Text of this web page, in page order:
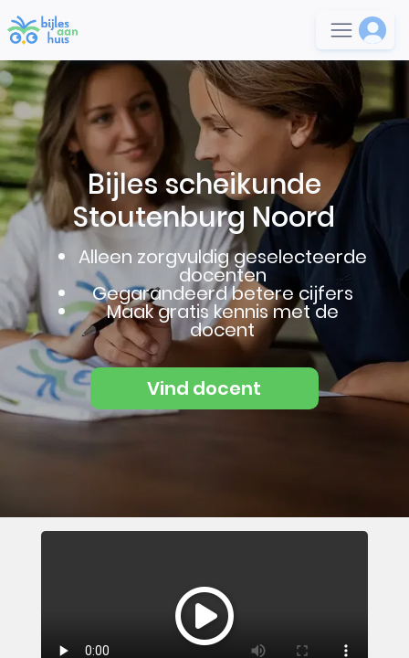
Bijles scheikunde
Stoutenburg Noord
Alleen zorgvuldig geselecteerde
docenten
Gegarandeerd betere cijfers
Maak gratis kennis met de
docent
Vind docent